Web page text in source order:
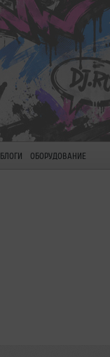
БЛОГИ ОБОРУДОВАНИЕ